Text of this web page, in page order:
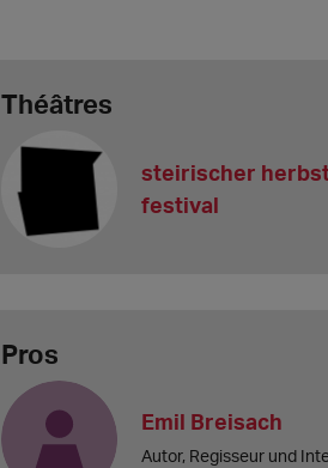
Théâtres
steirischer
festival
Pros
Emil Breisach
Autor, Regisseur und